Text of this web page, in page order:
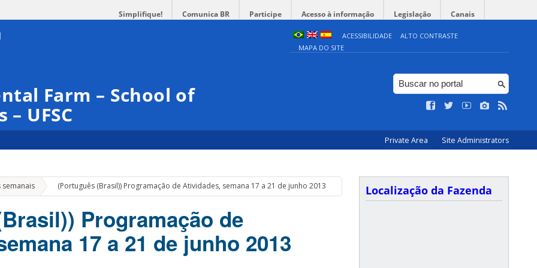
Simplifique! Comunica BR Participe Acesso à informação Legislação Canais
ACESSIBILIDADE
ALTO CONTRASTE
MAPA DO SITE
Farm – School of
UFSC
Private Area Site Administrators
» (Português (Brasil)) Programação de Atividades, semana 17 a 21 de junho 2013
Programação de
17 a 21 de junho 2013
Localização da Fazenda